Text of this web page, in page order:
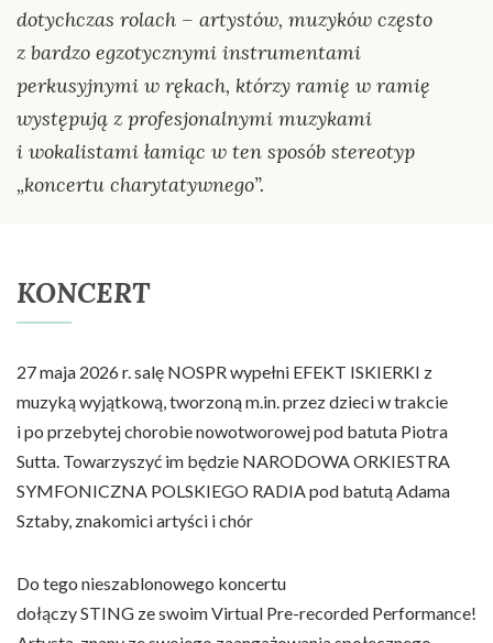
dotychczas rolach – artystów, muzyków często
z bardzo egzotycznymi instrumentami
perkusyjnymi w rękach, którzy ramię w ramię
występują z profesjonalnymi muzykami
i wokalistami łamiąc w ten sposób stereotyp
„koncertu charytatywnego”.
KONCERT
27 maja 2026 r. salę NOSPR wypełni EFEKT ISKIERKI z
muzyką wyjątkową, tworzoną m.in. przez dzieci w trakcie
i po przebytej chorobie nowotworowej pod batuta Piotra
Sutta. Towarzyszyć im będzie NARODOWA ORKIESTRA
SYMFONICZNA POLSKIEGO RADIA pod batutą Adama
Sztaby, znakomici artyści i chór
Do tego nieszablonowego koncertu
dołączy STING ze swoim Virtual Pre-recorded Performance!